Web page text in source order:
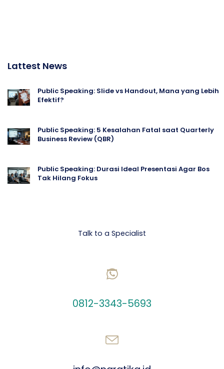
Lattest News
Public Speaking: Slide vs Handout, Mana yang Lebih
Efektif?
Public Speaking: 5 Kesalahan Fatal saat Quarterly
Business Review (QBR)
Public Speaking: Durasi Ideal Presentasi Agar Bos
Tak Hilang Fokus
Talk to a Specialist
0812-3343-5693